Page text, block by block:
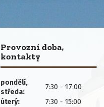
Provozní doba,
kontakty
pondělí,
středa:
7:30 - 17:00
úterý: 7:30 - 15:00